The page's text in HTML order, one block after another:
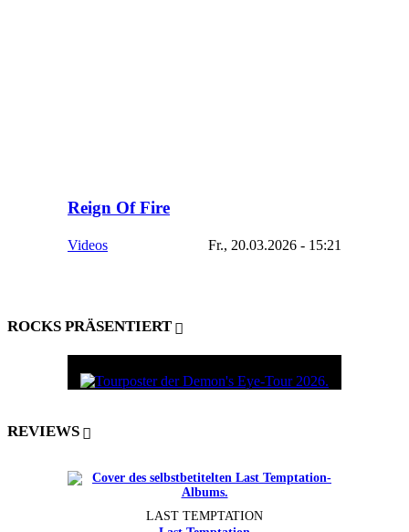
Reign Of Fire
Videos Fr., 20.03.2026 - 15:21
ROCKS PRÄSENTIERT
REVIEWS
LAST TEMPTATION